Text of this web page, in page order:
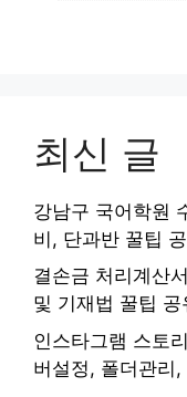
최신 글
강남구 국어학원
비, 단과반 꿀팁
결손금 처리계산
및 기재법 꿀팁 공
인스타그램 스토
버설정, 폴더관리